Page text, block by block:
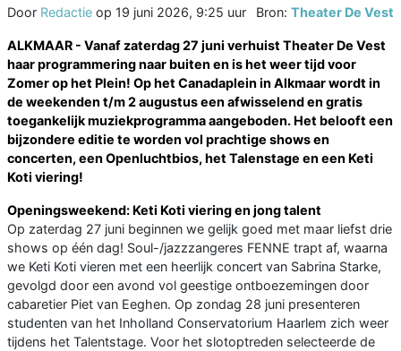
Door Redactie op 19 juni 2026, 9:25 uur Bron: Theater De Vest
ALKMAAR - Vanaf zaterdag 27 juni verhuist Theater De Vest
haar programmering naar buiten en is het weer tijd voor
Zomer op het Plein! Op het Canadaplein in Alkmaar wordt in
de weekenden t/m 2 augustus een afwisselend en gratis
toegankelijk muziekprogramma aangeboden. Het belooft een
bijzondere editie te worden vol prachtige shows en
concerten, een Openluchtbios, het Talenstage en een Keti
Koti viering!
Openingsweekend: Keti Koti viering en jong talent
Op zaterdag 27 juni beginnen we gelijk goed met maar liefst drie
shows op één dag! Soul-/jazzzangeres FENNE trapt af, waarna
we Keti Koti vieren met een heerlijk concert van Sabrina Starke,
gevolgd door een avond vol geestige ontboezemingen door
cabaretier Piet van Eeghen. Op zondag 28 juni presenteren
studenten van het Inholland Conservatorium Haarlem zich weer
tijdens het Talentstage. Voor het slotoptreden selecteerde de